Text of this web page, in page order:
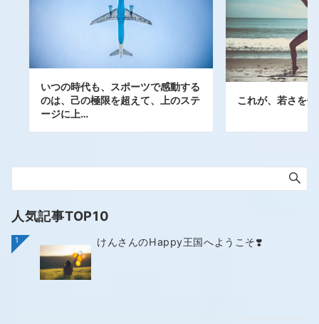
いつの時代も、スポーツで感動する
のは、己の極限を超えて、上のステ
ージに上…
これが、若さを
人気記事TOP10
1 けんさんのHappy王国へようこそ❣️